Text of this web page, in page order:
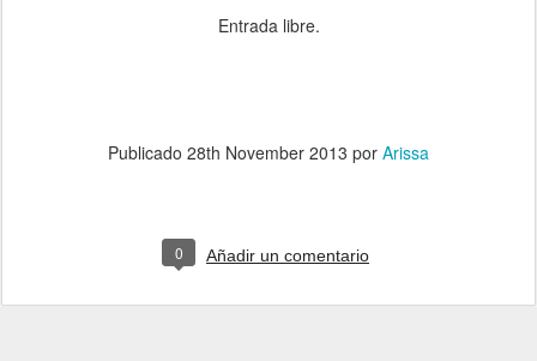
Entrada libre.
Publicado 28th November 2013 por Arissa
0 Añadir un comentario